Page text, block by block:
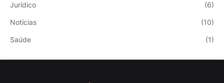
Jurídico (6)
Notícias (10)
Saúde (1)